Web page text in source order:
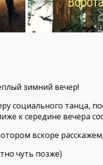
зимний вечер!
социального танца,
к середине вечера
вскоре
чуть позже)